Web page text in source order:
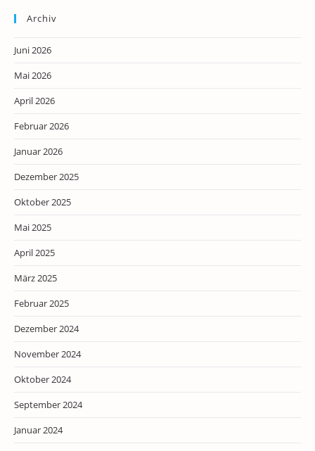
Archiv
Juni 2026
Mai 2026
April 2026
Februar 2026
Januar 2026
Dezember 2025
Oktober 2025
Mai 2025
April 2025
März 2025
Februar 2025
Dezember 2024
November 2024
Oktober 2024
September 2024
Januar 2024